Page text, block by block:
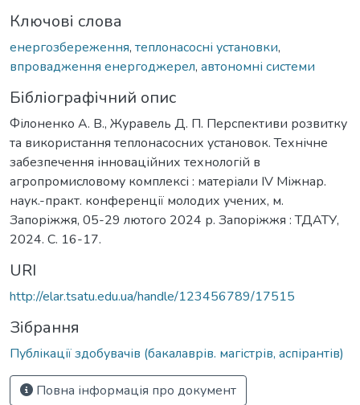
Ключові слова
енергозбереження, теплонасосні установки,
впровадження енергоджерел, автономні системи
Бібліографічний опис
Філоненко А. В., Журавель Д. П. Перспективи розвитку
та використання теплонасосних установок. Технічне
забезпечення інноваційних технологій в
агропромисловому комплексі : матеріали IV Міжнар.
наук.-практ. конференції молодих учених, м.
Запоріжжя, 05-29 лютого 2024 р. Запоріжжя : ТДАТУ,
2024. С. 16-17.
URI
http://elar.tsatu.edu.ua/handle/123456789/17515
Зібрання
Публікації здобувачів (бакалаврів. магістрів, аспірантів)
Повна інформація про документ